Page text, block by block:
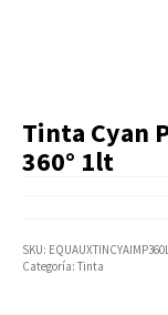
Tinta Cyan
360° 1lt
SKU:
Categoría: Tinta